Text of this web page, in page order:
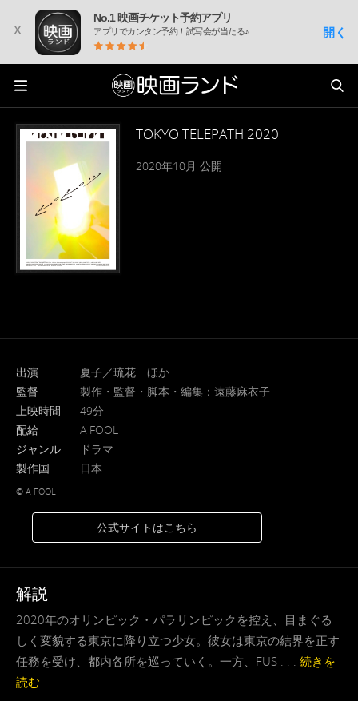
x
No.1 映画チケット予約アプリ
アプリでカンタン予約！試写会が当たる♪ 開く
TOKYO TELEPATH 2020
2020年10月 公開
出演
夏子／琉花 ほか
監督
製作・監督・脚本・編集：遠藤麻衣子
上映時間
49分
配給
A FOOL
ジャンル
ドラマ
製作国
日本
©️ A FOOL
公式サイトはこちら
解説
2020年のオリンピック・パラリンピックを控え、目まぐる
しく変貌する東京に降り立つ少女。彼女は東京の結界を正す
任務を受け、都内各所を巡っていく。一方、FUS . . . 続きを
読む